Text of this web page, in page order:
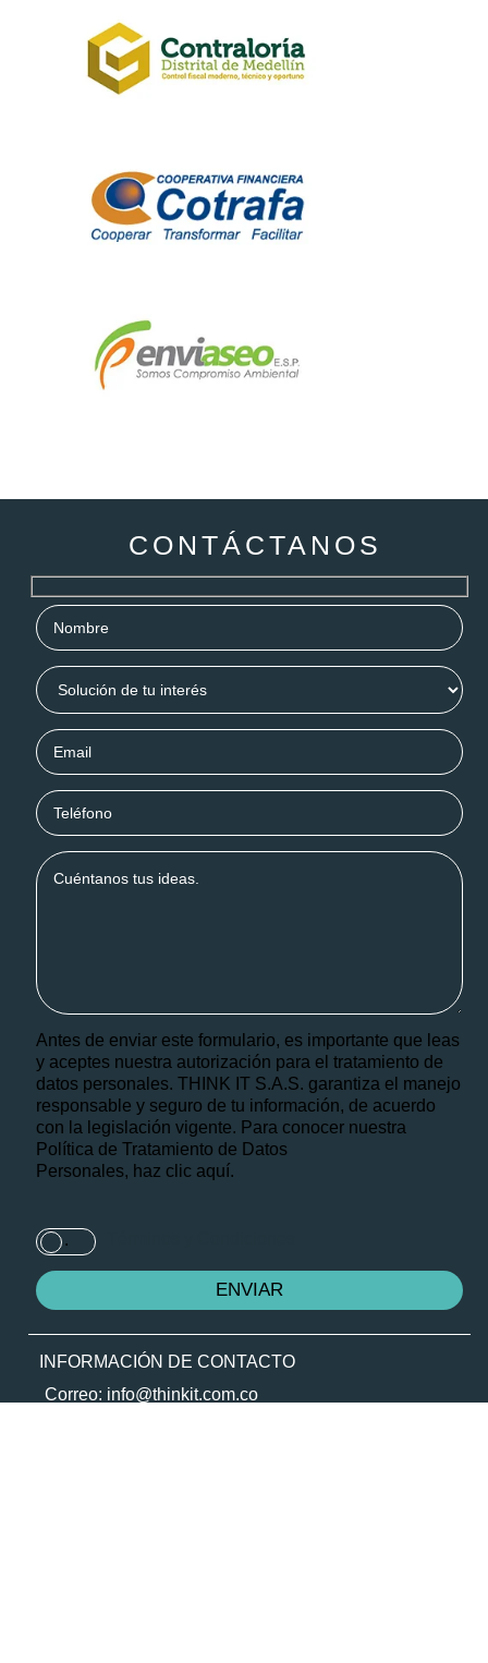
CONTÁCTANOS
Antes de enviar este formulario, es importante que leas
y aceptes nuestra autorización para el tratamiento de
datos personales. THINK IT S.A.S. garantiza el manejo
responsable y seguro de tu información, de acuerdo
con la legislación vigente. Para conocer nuestra
Política de Tratamiento de Datos
Personales, haz clic aquí.
.
INFORMACIÓN DE CONTACTO
Correo: info@thinkit.com.co